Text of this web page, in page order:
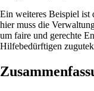
Ein weiteres Beispiel
hier muss die
um faire und gerechte
Hilfebedürftigen